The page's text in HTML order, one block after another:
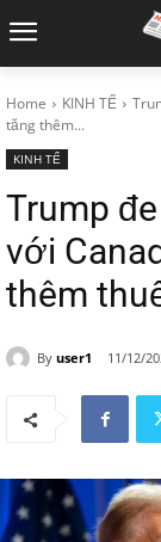
Home KINH TẾ
tăng thêm...
KINH TẾ
Trump
với
thêm
By user1 11/12/